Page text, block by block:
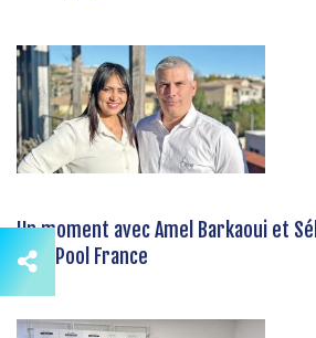
Un moment avec Amel Barkaoui et
CCEI Pool France